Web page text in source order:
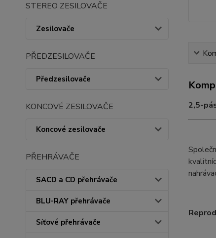
STEREO ZESILOVAČE
Zesilovače
PŘEDZESILOVAČE
Předzesilovače
KONCOVÉ ZESILOVAČE
Koncové zesilovače
PŘEHRÁVAČE
SACD a CD přehrávače
BLU-RAY přehrávače
Síťové přehrávače
2,5-